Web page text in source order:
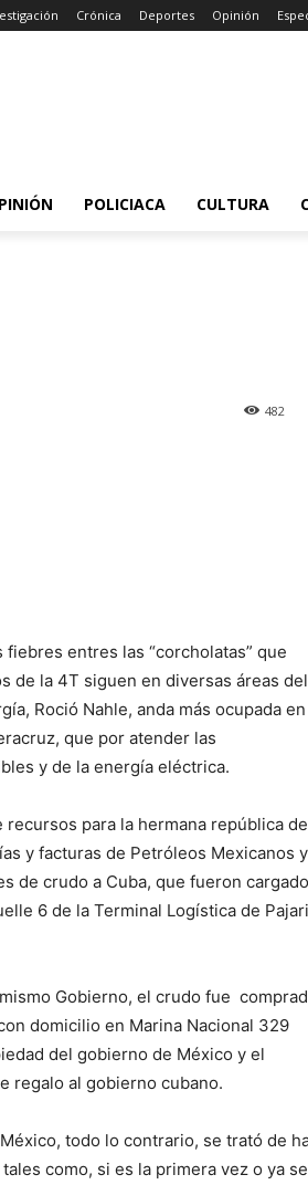
Crónica Deportes Opinión
POLICIACA CULTURA
482
entres las “corcholatas” que
de la 4T siguen en diversas áreas del
Roció Nahle, anda más ocupada
que por atender las
y de la energía eléctrica.
para la hermana república de
y facturas de Petróleos Mexicanos y
de crudo a Cuba, que fueron
6 de la Terminal Logística de
Gobierno, el crudo fue
domicilio en Marina Nacional 329
del gobierno de México y el
regalo al gobierno cubano.
todo lo contrario, se trató de
como, si es la primera vez o ya se